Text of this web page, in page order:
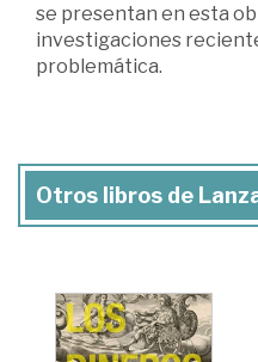
se presentan en esta
investigaciones
problemática.
Otros libros de